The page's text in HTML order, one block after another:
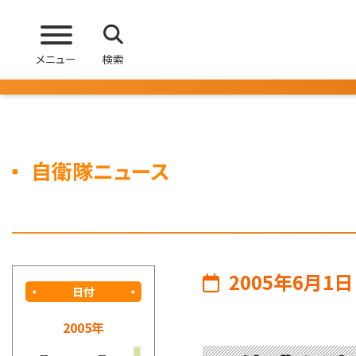
メニュー 検索
自衛隊ニュース
日付
2005年
2005年6月1日